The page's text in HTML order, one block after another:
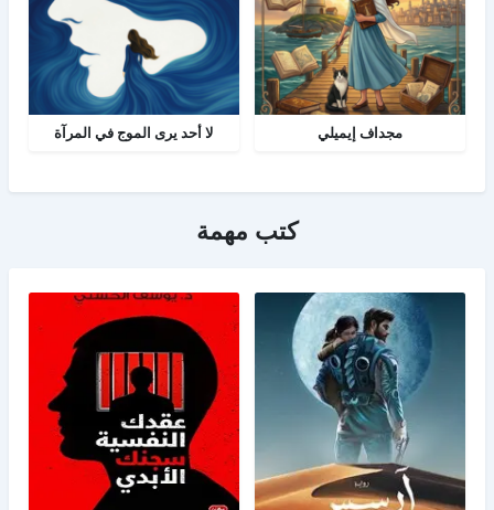
مجداف إيميلي لا أحد يرى الموج في المرآة
كتب مهمة